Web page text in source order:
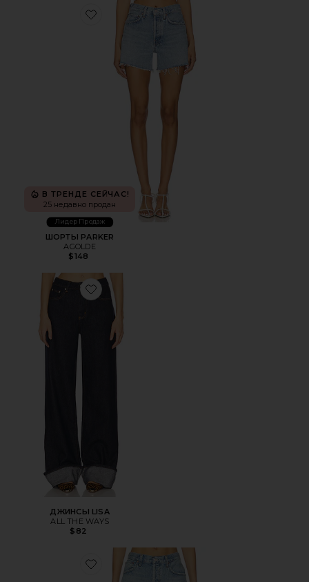
Favorite ШОРТЫ PARKER
В ТРЕНДЕ СЕЙЧАС!
25 недавно продан
Лидер Продаж
ШОРТЫ PARKER
AGOLDE
$148
Favorite ДЖИНСЫ LISA
ДЖИНСЫ LISA
ALL THE WAYS
$82
Favorite ШОРТЫ INDRA